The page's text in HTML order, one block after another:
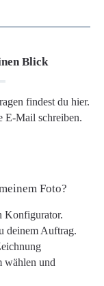
Blick
findest du hier.
E-Mail schreiben.
Foto?
Konfigurator.
deinem Auftrag.
wählen und